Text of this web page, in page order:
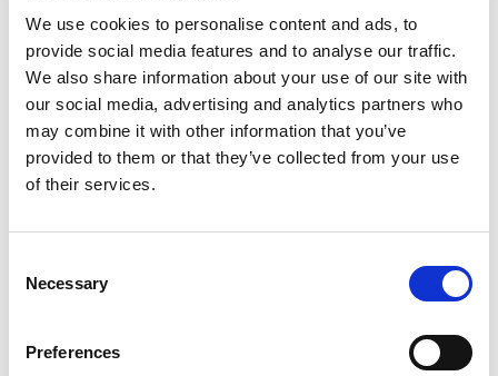
We use cookies to personalise content and ads, to
provide social media features and to analyse our traffic.
We also share information about your use of our site with
our social media, advertising and analytics partners who
may combine it with other information that you’ve
provided to them or that they’ve collected from your use
of their services.
Selection
Necessary
Preferences
So legen Sie die Regeln für
das Betragsformat fest
Auf der SeiteRegeln für das Betragsformatkönnen
Sie die Spalte auswählen, die den Betrag enthält, und
Vorzeichen umkehren, einen Betragstyp auswählen
oder angeben, ob bestimmte Werte invertiert oder